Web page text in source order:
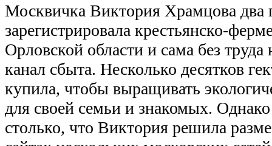
Москвичка Виктория Храмцова два
зарегистрировала крестьянско-
Орловской области и сама без
канал сбыта. Несколько десятков
купила, чтобы выращивать
для своей семьи и знакомых.
столько, что Виктория решила